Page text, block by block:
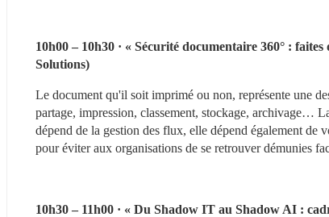
10h00 – 10h30 · « Sécurité documentaire 360° :
Solutions)
Le document qu'il soit imprimé ou non, représente une
partage, impression, classement, stockage, archivage…
dépend de la gestion des flux, elle dépend également de
pour éviter aux organisations de se retrouver démunies
10h30 – 11h00 · « Du Shadow IT au Shadow AI :